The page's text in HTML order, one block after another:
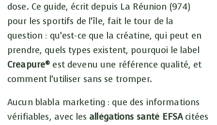
dose. Ce guide, écrit depuis La Réunion (974)
pour les sportifs de l’île, fait le tour de la
question : qu’est-ce que la créatine, qui peut en
prendre, quels types existent, pourquoi le label
Creapure® est devenu une référence qualité, et
comment l’utiliser sans se tromper.
Aucun blabla marketing : que des informations
vérifiables, avec les allégations santé EFSAcitées